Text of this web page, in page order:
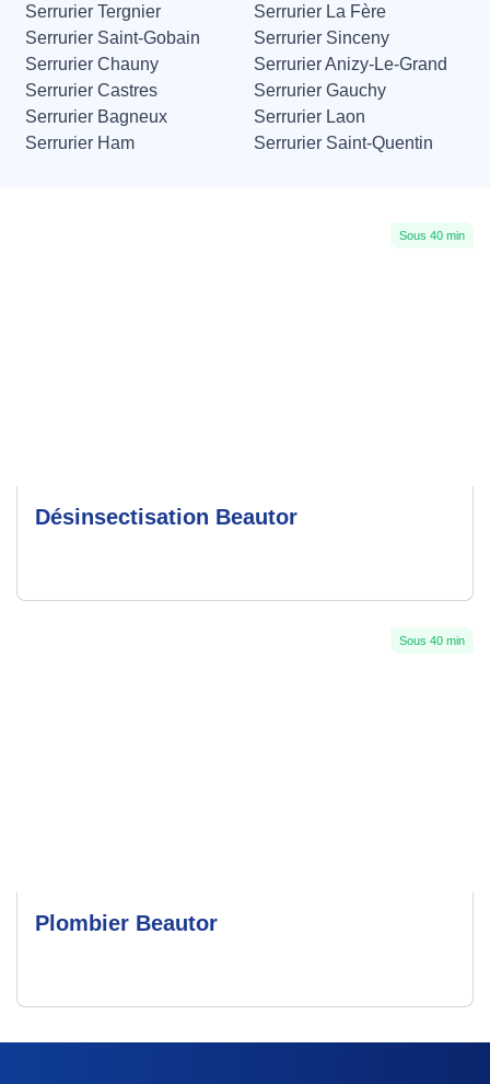
Serrurier Tergnier
Serrurier La Fère
Serrurier Saint-Gobain
Serrurier Sinceny
Serrurier Chauny
Serrurier Anizy-Le-Grand
Serrurier Castres
Serrurier Gauchy
Serrurier Bagneux
Serrurier Laon
Serrurier Ham
Serrurier Saint-Quentin
Sous 40 min
Désinsectisation Beautor
Sous 40 min
Plombier Beautor